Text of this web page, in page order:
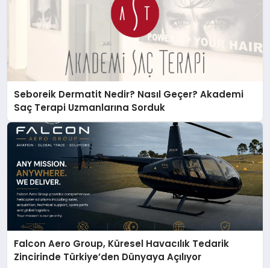
Seboreik Dermatit Nedir? Nasıl Geçer? Akademi
Saç Terapi Uzmanlarına Sorduk
Falcon Aero Group, Küresel Havacılık Tedarik
Zincirinde Türkiye’den Dünyaya Açılıyor